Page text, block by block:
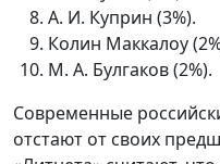
А. И. Куприн (3%).
Колин Маккалоу
М. А. Булгаков (2%).
Современные
отстают от своих